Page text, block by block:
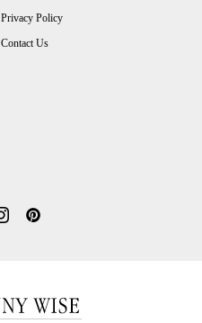
Privacy Policy
Contact Us